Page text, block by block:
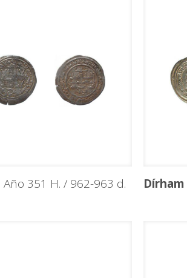
Año 351 H. / 962-963 d.
Dírham